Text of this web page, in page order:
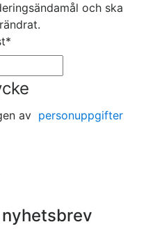
och ska
*
av personuppgifter